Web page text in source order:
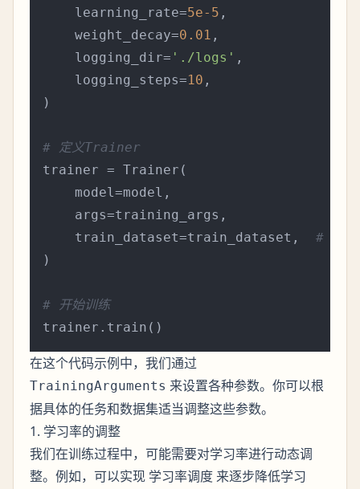
    learning_rate=
5e-5
    weight_decay=
0.01
    logging_dir=
'./logs'
    logging_steps=
10 ,
)
# 定义Trainer
trainer = Trainer(
    model=model,
    args=training_args,
    train_dataset=train_dataset,
# 假
)
# 开始训练
在这个代码示例中，我们通过
TrainingArguments 来设置各种参数。你可以根
据具体的任务和数据集适当调整这些参数。
1. 学习率的调整
我们在训练过程中，可能需要对学习率进行动态调
整。例如，可以实现 学习率调度 来逐步降低学习